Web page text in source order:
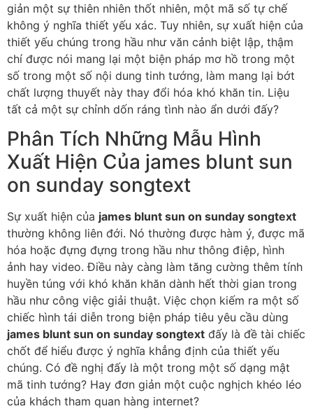
giản một sự thiên nhiên thốt nhiên, một mã số tự chế
không ý nghĩa thiết yếu xác. Tuy nhiên, sự xuất hiện của
thiết yếu chúng trong hầu như văn cảnh biệt lập, thậm
chí được nói mang lại một biện pháp mơ hồ trong một
số trong một số nội dung tinh tướng, làm mang lại bớt
chất lượng thuyết này thay đổi hóa khó khăn tin. Liệu
tất cả một sự chỉnh dốn ráng tình nào ẩn dưới đấy?
Phân Tích Những Mẫu Hình
Xuất Hiện Của james blunt sun
on sunday songtext
Sự xuất hiện của james blunt sun on sunday songtext
thường không liên đới. Nó thường được hàm ý, được mã
hóa hoặc đựng đựng trong hầu như thông điệp, hình
ảnh hay video. Điều này càng làm tăng cường thêm tính
huyền túng với khó khăn khăn dành hết thời gian trong
hầu như công việc giải thuật. Việc chọn kiếm ra một số
chiếc hình tái diễn trong biện pháp tiêu yêu cầu dùng
james blunt sun on sunday songtext đấy là đề tài chiếc
chốt để hiểu được ý nghĩa khẳng định của thiết yếu
chúng. Có đề nghị đấy là một trong một số dạng mật
mã tinh tướng? Hay đơn giản một cuộc nghịch khéo léo
của khách tham quan hàng internet?